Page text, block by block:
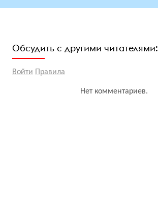
Обсудить с другими читателями:
Войти Правила
Нет комментариев.